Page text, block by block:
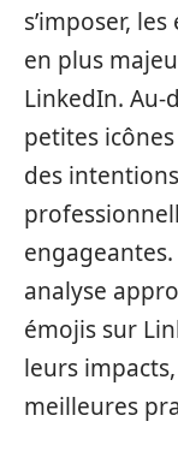
s’imposer,
en plus
LinkedIn. Au-
petites
des
analyse
émojis sur
leurs
meilleures